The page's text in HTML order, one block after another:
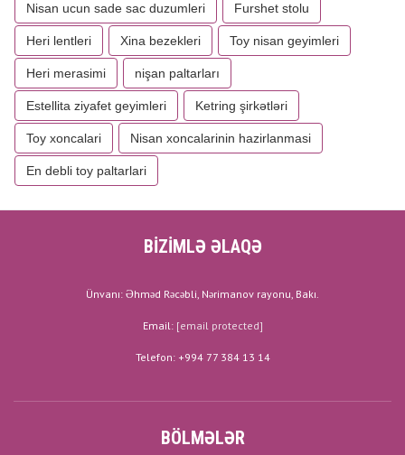
Nisan ucun sade sac duzumleri Furshet stolu
Heri lentleri Xina bezekleri Toy nisan geyimleri
Heri merasimi nişan paltarları
Estellita ziyafet geyimleri Ketring şirkətləri
Toy xoncalari Nisan xoncalarinin hazirlanmasi
En debli toy paltarlari
BİZİMLƏ ƏLAQƏ
Ünvanı: Əhməd Rəcəbli, Nərimanov rayonu, Bakı.
Email: [email protected]
Telefon: +994 77 384 13 14
BÖLMƏLƏR